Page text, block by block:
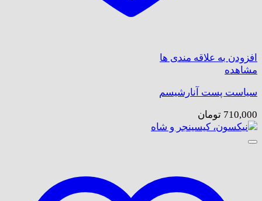
افزودن به علاقه مندی ها
مشاهده
سیاست پست آنارشیسم
710,000 تومان